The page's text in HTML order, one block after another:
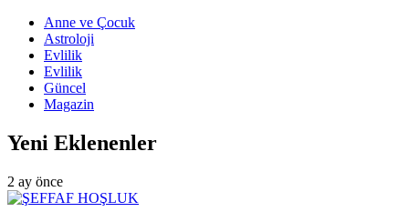
Anne ve Çocuk
Astroloji
Evlilik
Evlilik
Güncel
Magazin
Yeni Eklenenler
2 ay önce